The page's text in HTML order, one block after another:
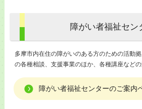
障がい者福祉セン
多摩市内在住の障がいのある方のための活動
の各種相談、支援事業のほか、各種講座などの
障がい者福祉センターのご案内